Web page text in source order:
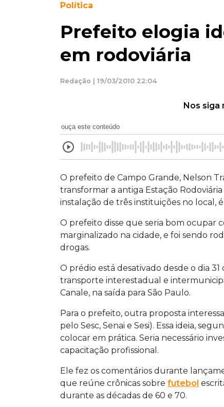
Política
Prefeito elogia
em rodoviária
Redação | 19/03/2010 22:04
Nos siga
ouça este conteúdo
O prefeito de Campo Grande, Nelson
transformar a antiga Estação
instalação de três instituições no local,
O prefeito disse que seria bom ocupar
marginalizado na cidade, e foi sendo
drogas.
O prédio está desativado desde o dia
transporte interestadual e
Canale, na saída para São Paulo.
Para o prefeito, outra proposta
pelo Sesc, Senai e Sesi). Essa ideia,
colocar em prática. Seria necessário
capacitação profissional.
Ele fez os comentários durante
que reúne crônicas sobre futebol
durante as décadas de 60 e 70.